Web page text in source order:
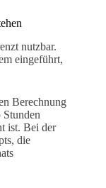
nutzbar.
eingeführt,
Berechnung
Stunden
ist. Bei der
die